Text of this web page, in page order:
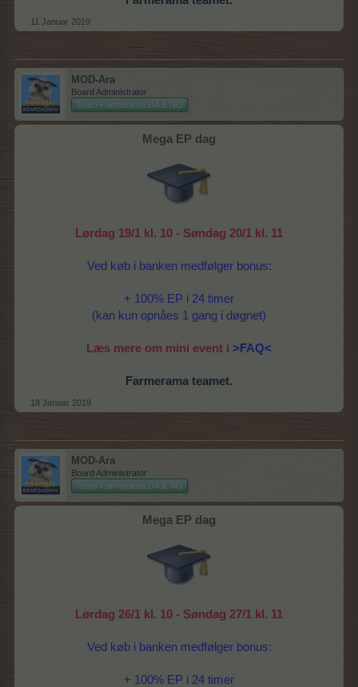
11 Januar 2019
MOD-Ara
Board Administrator
Team Farmerama DA & NO
Mega EP dag
Lørdag 19/1 kl. 10 - Søndag 20/1 kl. 11
Ved køb i banken medfølger bonus:
+ 100% EP i 24 timer
(kan kun opnåes 1 gang i døgnet)
Læs mere om mini event i >FAQ<
Farmerama teamet.
18 Januar 2019
MOD-Ara
Board Administrator
Team Farmerama DA & NO
Mega EP dag
Lørdag 26/1 kl. 10 - Søndag 27/1 kl. 11
Ved køb i banken medfølger bonus:
+ 100% EP i 24 timer